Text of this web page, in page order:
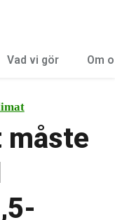
Vad vi gör Om
måste